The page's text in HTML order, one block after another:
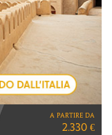
a partire da
2.960 €